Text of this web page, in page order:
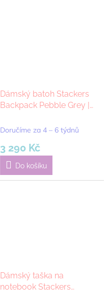
Dámský batoh Stackers
Backpack Pebble Grey |
Doručíme za 4 – 6 týdnů
3 290 Kč
Do košíku
Dámský taška na
notebook Stackers